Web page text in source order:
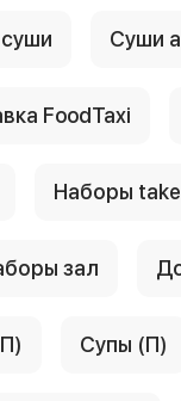
Суши
FoodTaxi
Наборы
зал
Супы (П)